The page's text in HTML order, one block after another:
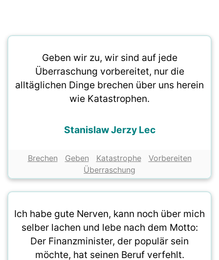
Geben wir zu, wir sind auf jede
Überraschung vorbereitet, nur die
alltäglichen Dinge brechen über uns herein
wie Katastrophen.
Stanislaw Jerzy Lec
Brechen Geben Katastrophe
Vorbereiten
Überraschung
Ich habe gute Nerven, kann noch über mich
selber lachen und lebe nach dem Motto:
Der Finanzminister, der populär sein
möchte, hat seinen Beruf verfehlt.